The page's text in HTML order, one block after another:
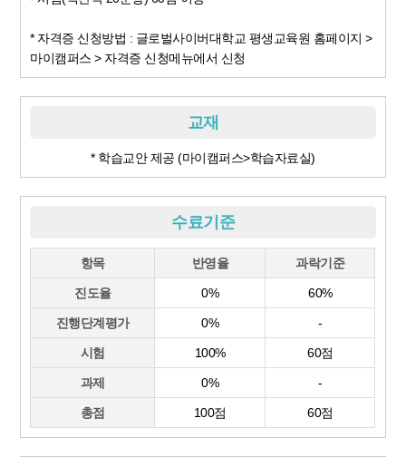
* 자격증 신청방법 : 글로벌사이버대학교 평생교육원 홈페이지 >
마이캠퍼스 > 자격증 신청메뉴에서 신청
교재
* 학습교안 제공 (마이캠퍼스>학습자료실)
수료기준
항목 반영율 과락기준
진도율 0% 60%
진행단계평가 0% -
시험 100% 60점
과제 0% -
총점 100점 60점